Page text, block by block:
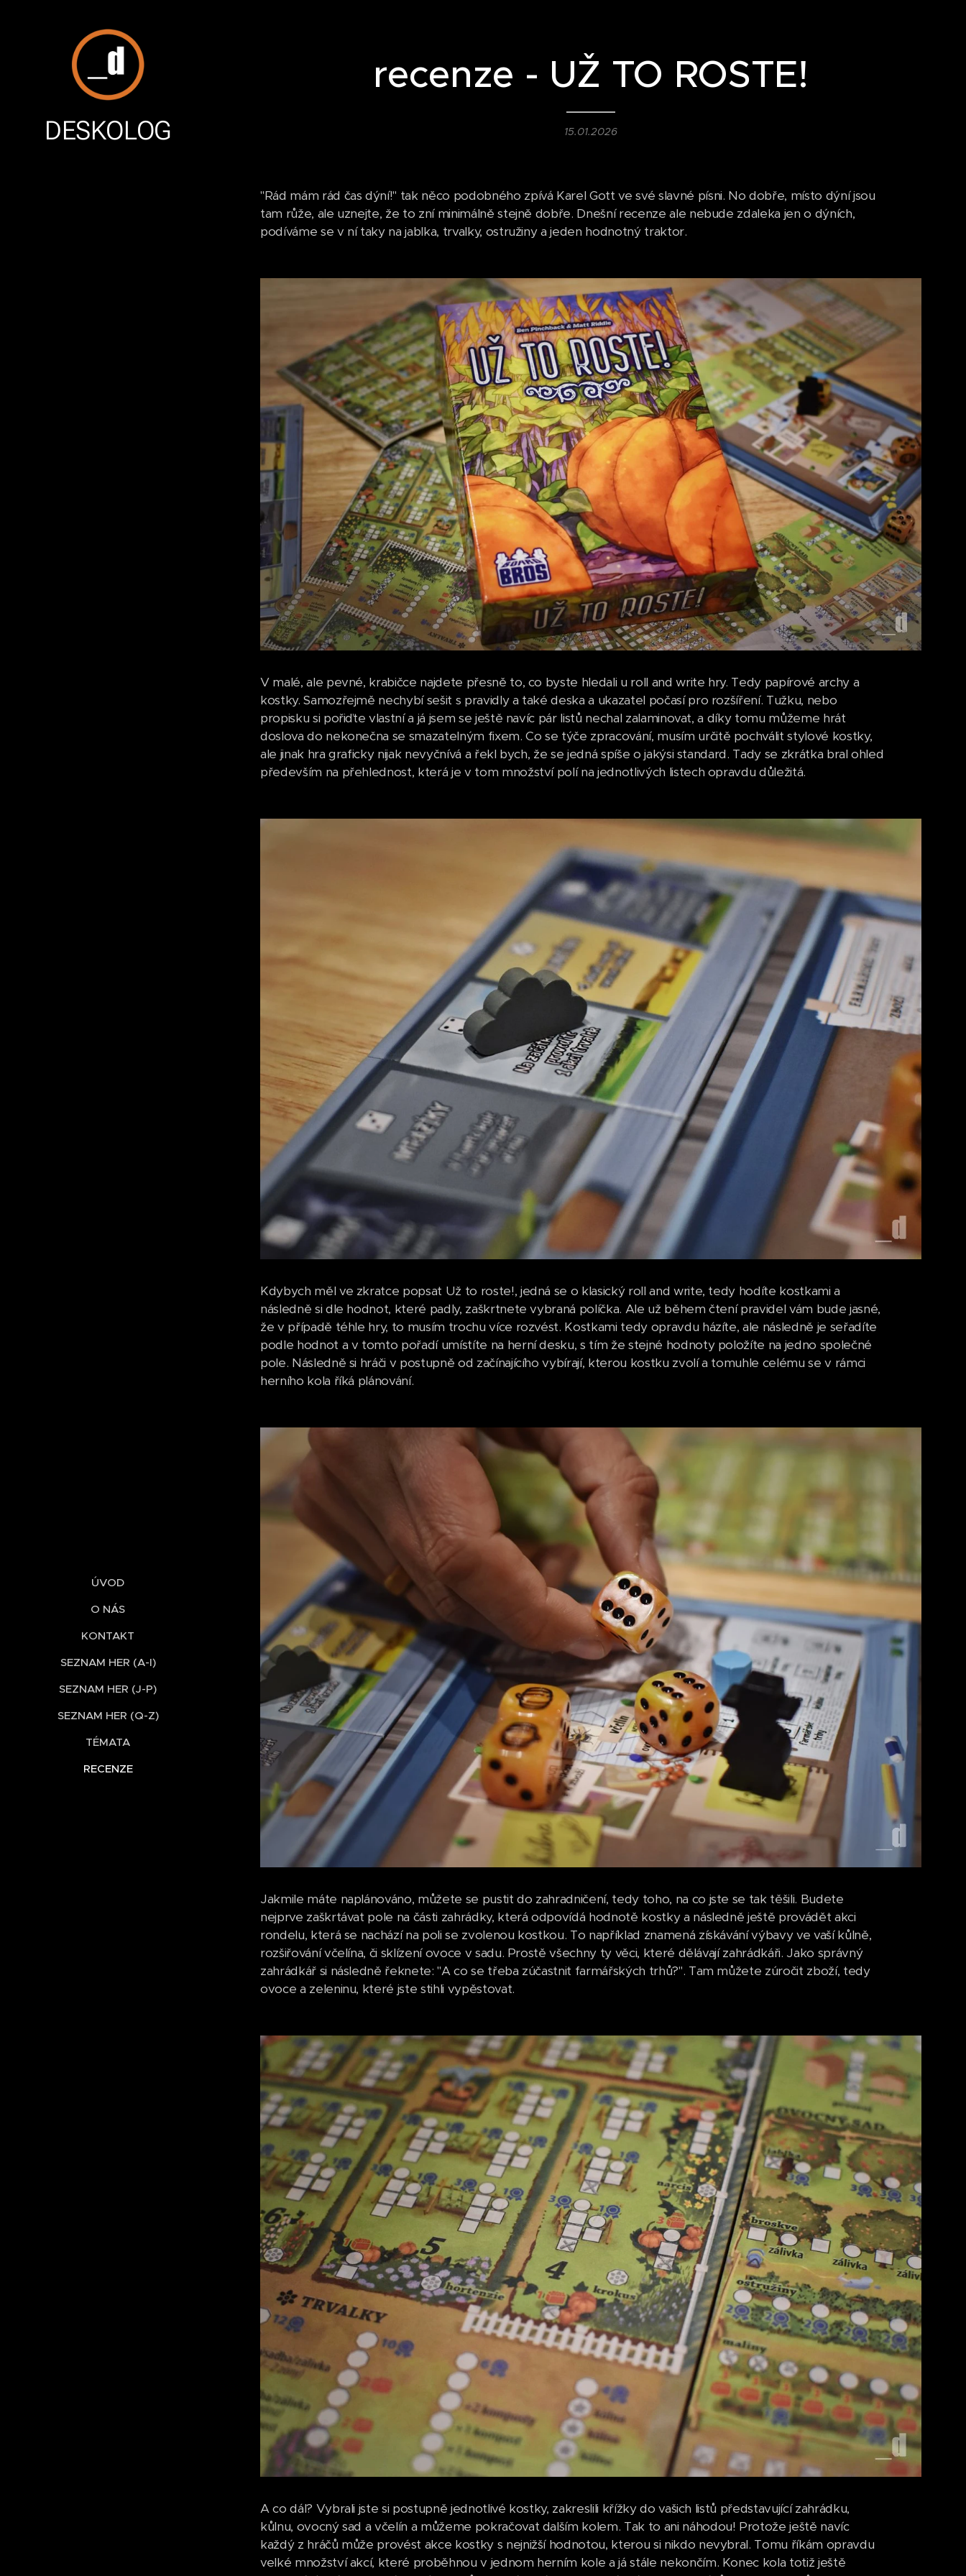
DESKOLOG
ÚVOD
O NÁS
KONTAKT
SEZNAM HER (A-I)
SEZNAM HER (J-P)
SEZNAM HER (Q-Z)
TÉMATA
RECENZE
recenze - UŽ TO ROSTE!
15.01.2026
"Rád mám rád čas dýní!" tak něco podobného zpívá Karel Gott ve své slavné písni. No dobře, místo dýní jsou
tam růže, ale uznejte, že to zní minimálně stejně dobře. Dnešní recenze ale nebude zdaleka jen o dýních,
podíváme se v ní taky na jablka, trvalky, ostružiny a jeden hodnotný traktor.
V malé, ale pevné, krabičce najdete přesně to, co byste hledali u roll and write hry. Tedy papírové archy a
kostky. Samozřejmě nechybí sešit s pravidly a také deska a ukazatel počasí pro rozšíření. Tužku, nebo
propisku si pořiďte vlastní a já jsem se ještě navíc pár listů nechal zalaminovat, a díky tomu můžeme hrát
doslova do nekonečna se smazatelným fixem. Co se týče zpracování, musím určitě pochválit stylové kostky,
ale jinak hra graficky nijak nevyčnívá a řekl bych, že se jedná spíše o jakýsi standard. Tady se zkrátka bral ohled
především na přehlednost, která je v tom množství polí na jednotlivých listech opravdu důležitá.
Kdybych měl ve zkratce popsat Už to roste!, jedná se o klasický roll and write, tedy hodíte kostkami a
následně si dle hodnot, které padly, zaškrtnete vybraná políčka. Ale už během čtení pravidel vám bude jasné,
že v případě téhle hry, to musím trochu více rozvést. Kostkami tedy opravdu házíte, ale následně je seřadíte
podle hodnot a v tomto pořadí umístíte na herní desku, s tím že stejné hodnoty položíte na jedno společné
pole. Následně si hráči v postupně od začínajícího vybírají, kterou kostku zvolí a tomuhle celému se v rámci
herního kola říká plánování.
Jakmile máte naplánováno, můžete se pustit do zahradničení, tedy toho, na co jste se tak těšili. Budete
nejprve zaškrtávat pole na části zahrádky, která odpovídá hodnotě kostky a následně ještě provádět akci
rondelu, která se nachází na poli se zvolenou kostkou. To například znamená získávání výbavy ve vaší kůlně,
rozšiřování včelína, či sklízení ovoce v sadu. Prostě všechny ty věci, které dělávají zahrádkáři. Jako správný
zahrádkář si následně řeknete: "A co se třeba zúčastnit farmářských trhů?". Tam můžete zúročit zboží, tedy
ovoce a zeleninu, které jste stihli vypěstovat.
A co dál? Vybrali jste si postupně jednotlivé kostky, zakreslili křížky do vašich listů představující zahrádku,
kůlnu, ovocný sad a včelín a můžeme pokračovat dalším kolem. Tak to ani náhodou! Protože ještě navíc
každý z hráčů může provést akce kostky s nejnižší hodnotou, kterou si nikdo nevybral. Tomu říkám opravdu
velké množství akcí, které proběhnou v jednom herním kole a já stále nekončím. Konec kola totiž ještě